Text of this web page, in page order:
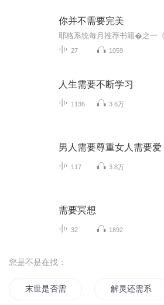
你并不需要完美
27 1059
人生需要不断学习
1136 3.6万
男人需要尊重女人需要爱
117 3.8万
需要冥想
32 1892
您是不是在找：
末世是否需要活着 解灵还需系灵人